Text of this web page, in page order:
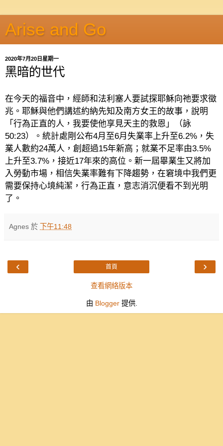
Arise and Go
2020年7月20日星期一
黑暗的世代
在今天的福音中，經師和法利塞人要試探耶穌向祂要求徵
兆。耶穌與他們講述約納先知及南方女王的故事，說明
「行為正直的人，我要使他享見天主的救恩」（詠
50:23）。統計處剛公布4月至6月失業率上升至6.2% ，失
業人數約24萬人，創超過15年新高；就業不足率由3.5%
上升至3.7% ，接近17年來的高位。新一屆畢業生又將加
入勞動市場，相信失業率難有下降趨勢，在窘境中我們更
需要保持心境純潔，行為正直，意志消沉便看不到光明
了。
Agnes 於 下午11:48
‹ ›
首頁
查看網絡版本
由 Blogger提供.